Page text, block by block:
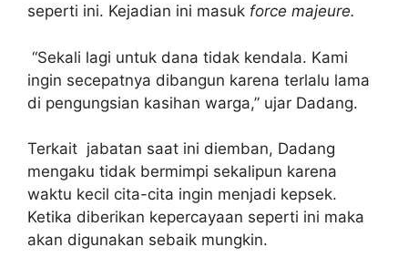
seperti ini. Kejadian ini masuk force majeure.
“Sekali lagi untuk dana tidak kendala. Kami
ingin secepatnya dibangun karena terlalu lama
di pengungsian kasihan warga,” ujar Dadang.
Terkait jabatan saat ini diemban, Dadang
mengaku tidak bermimpi sekalipun karena
waktu kecil cita-cita ingin menjadi kepsek.
Ketika diberikan kepercayaan seperti ini maka
akan digunakan sebaik mungkin.